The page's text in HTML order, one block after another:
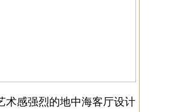
术感强烈的地中海客厅设计